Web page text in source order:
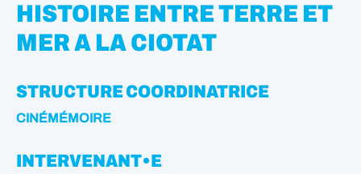
HISTOIRE ENTRE TERRE ET
MER A LA CIOTAT
STRUCTURE COORDINATRICE
CINÉMÉMOIRE
INTERVENANT•E